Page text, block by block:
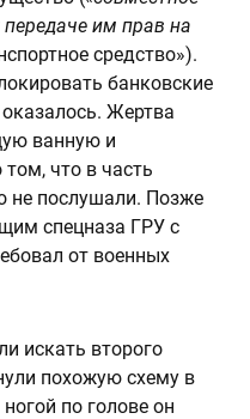
им прав на
средство»).
банковские
Жертва
ванную и
что в часть
не послушали. Позже
спецназа ГРУ с
от военных
искать второго
похожую схему в
по голове он